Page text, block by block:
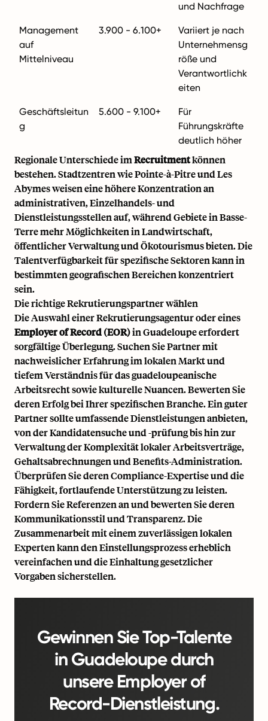
und Nachfrage
Management
auf
Mittelniveau
3.900 - 6.100+
Variiert je nach
Unternehmensg
röße und
Verantwortlichk
eiten
Geschäftsleitun
g
5.600 - 9.100+
Für
Führungskräfte
deutlich höher
Regionale Unterschiede imRecruitmentkönnen
bestehen. Stadtzentren wie Pointe-à-Pitre und Les
Abymes weisen eine höhere Konzentration an
administrativen, Einzelhandels- und
Dienstleistungsstellen auf, während Gebiete in Basse-
Terre mehr Möglichkeiten in Landwirtschaft,
öffentlicher Verwaltung und Ökotourismus bieten. Die
Talentverfügbarkeit für spezifische Sektoren kann in
bestimmten geografischen Bereichen konzentriert
sein.
Die richtige Rekrutierungspartner wählen
Die Auswahl einer Rekrutierungsagentur oder eines
Employer of Record (EOR)in Guadeloupe erfordert
sorgfältige Überlegung. Suchen Sie Partner mit
nachweislicher Erfahrung im lokalen Markt und
tiefem Verständnis für das guadeloupeanische
Arbeitsrecht sowie kulturelle Nuancen. Bewerten Sie
deren Erfolg bei Ihrer spezifischen Branche. Ein guter
Partner sollte umfassende Dienstleistungen anbieten,
von der Kandidatensuche und -prüfung bis hin zur
Verwaltung der Komplexität lokaler Arbeitsverträge,
Gehaltsabrechnungen und Benefits-Administration.
Überprüfen Sie deren Compliance-Expertise und die
Fähigkeit, fortlaufende Unterstützung zu leisten.
Fordern Sie Referenzen an und bewerten Sie deren
Kommunikationsstil und Transparenz. Die
Zusammenarbeit mit einem zuverlässigen lokalen
Experten kann den Einstellungsprozess erheblich
vereinfachen und die Einhaltung gesetzlicher
Vorgaben sicherstellen.
Gewinnen Sie Top-Talente
in Guadeloupe durch
unsere Employer of
Record-Dienstleistung.